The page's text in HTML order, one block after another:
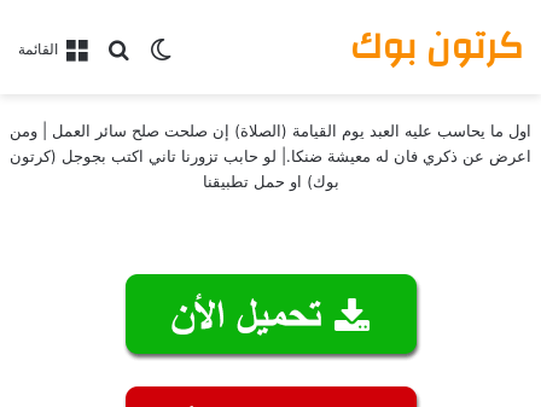
القائمةبحث عن
الوضع المظلم كرتون بوك
اول ما يحاسب عليه العبد يوم القيامة (الصلاة) إن صلحت صلح سائر العمل | ومن
اعرض عن ذكري فان له معيشة ضنكا.| لو حابب تزورنا تاني اكتب بجوجل (كرتون
بوك) او حمل تطبيقنا